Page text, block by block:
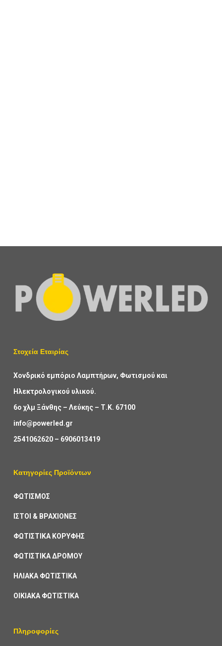
Στοχεία Εταιρίας
Χονδρικό εμπόριο Λαμπτήρων, Φωτισμού και
Ηλεκτρολογικού υλικού.
6ο χλμ Ξάνθης – Λεύκης – Τ.Κ. 67100
info@powerled.gr
2541062620– 6906013419
Κατηγορίες Προϊόντων
ΦΩΤΙΣΜΟΣ
ΙΣΤΟΙ & ΒΡΑΧΙΟΝΕΣ
ΦΩΤΙΣΤΙΚΑ ΚΟΡΥΦΗΣ
ΦΩΤΙΣΤΙΚΑ ΔΡΟΜΟΥ
ΗΛΙΑΚΑ ΦΩΤΙΣΤΙΚΑ
ΟΙΚΙΑΚΑ ΦΩΤΙΣΤΙΚΑ
Πληροφορίες